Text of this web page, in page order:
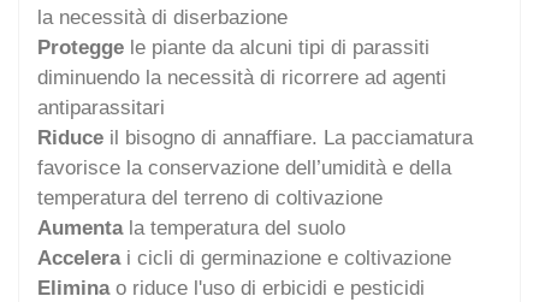
la necessità di diserbazione
Protegge le piante da alcuni tipi di parassiti
diminuendo la necessità di ricorrere ad agenti
antiparassitari
Riduce il bisogno di annaffiare. La pacciamatura
favorisce la conservazione dell’umidità e della
temperatura del terreno di coltivazione
Aumenta la temperatura del suolo
Accelera i cicli di germinazione e coltivazione
Elimina o riduce l'uso di erbicidi e pesticidi